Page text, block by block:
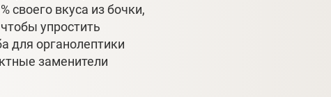
своего вкуса из бочки,
упростить
для органолептики
заменители